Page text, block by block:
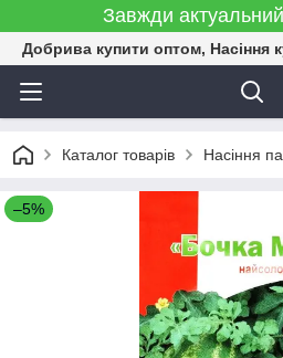
Завжди
Добрива купити оптом,
Каталог товарів Насіння
–5%